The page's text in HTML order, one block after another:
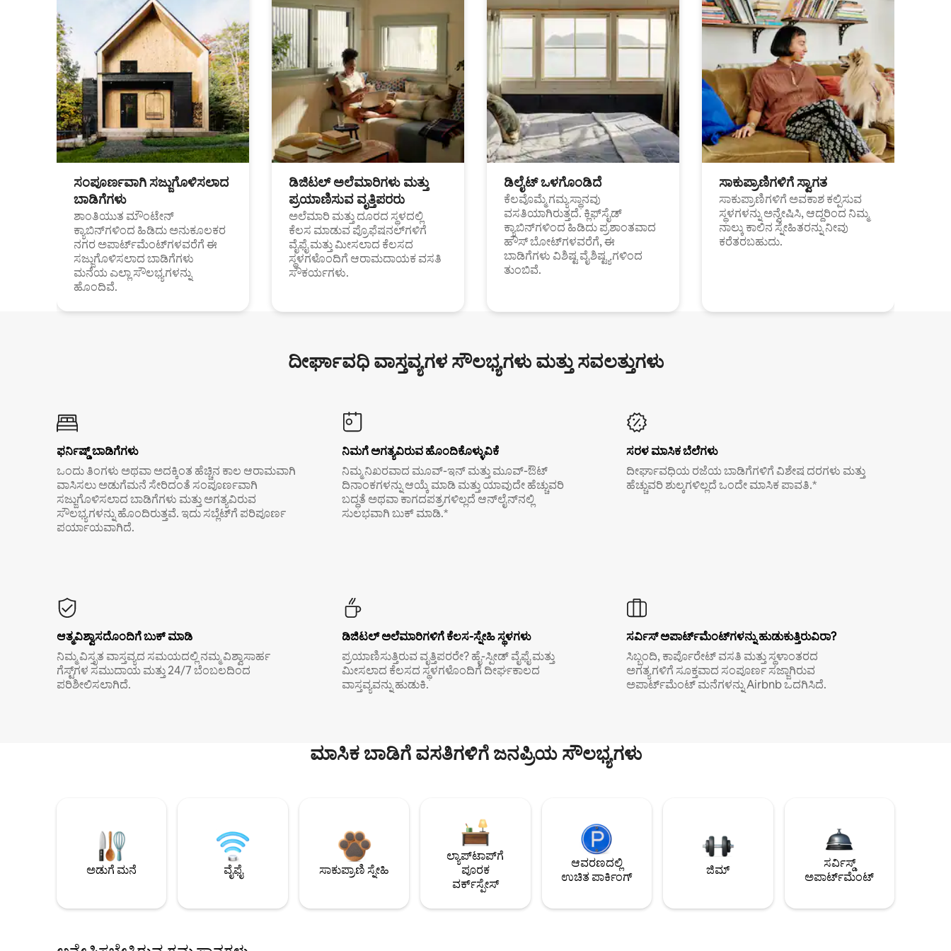
ಸಂಪೂರ್ಣವಾಗಿ ಸಜ್ಜುಗೊಳಿಸಲಾದ
ಬಾಡಿಗೆಗಳು
ಶಾಂತಿಯುತ ಮೌಂಟೇನ್
ಕ್ಯಾಬಿನ್‌ಗಳಿಂದ ಹಿಡಿದು ಅನುಕೂಲಕರ
ನಗರ ಅಪಾರ್ಟ್‌ಮೆಂಟ್‌ಗಳವರೆಗೆ ಈ
ಸಜ್ಜುಗೊಳಿಸಲಾದ ಬಾಡಿಗೆಗಳು
ಮನೆಯ ಎಲ್ಲಾ ಸೌಲಭ್ಯಗಳನ್ನು
ಹೊಂದಿವೆ.
ಡಿಜಿಟಲ್ ಅಲೆಮಾರಿಗಳು ಮತ್ತು
ಪ್ರಯಾಣಿಸುವ ವೃತ್ತಿಪರರು
ಅಲೆಮಾರಿ ಮತ್ತು ದೂರದ ಸ್ಥಳದಲ್ಲಿ
ಕೆಲಸ ಮಾಡುವ ಪ್ರೊಫೆಷನಲ್‌ಗಳಿಗೆ
ವೈಫೈ ಮತ್ತು ಮೀಸಲಾದ ಕೆಲಸದ
ಸ್ಥಳಗಳೊಂದಿಗೆ ಆರಾಮದಾಯಕ ವಸತಿ
ಸೌಕರ್ಯಗಳು.
ಡಿಲೈಟ್ ಒಳಗೊಂಡಿದೆ
ಕೆಲವೊಮ್ಮೆ ಗಮ್ಯಸ್ಥಾನವು
ವಸತಿಯಾಗಿರುತ್ತದೆ. ಕ್ಲಿಫ್‌ಸೈಡ್
ಕ್ಯಾಬಿನ್‌ಗಳಿಂದ ಹಿಡಿದು ಪ್ರಶಾಂತವಾದ
ಹೌಸ್ ಬೋಟ್‌ಗಳವರೆಗೆ, ಈ
ಬಾಡಿಗೆಗಳು ವಿಶಿಷ್ಟ ವೈಶಿಷ್ಟ್ಯಗಳಿಂದ
ತುಂಬಿವೆ.
ಸಾಕುಪ್ರಾಣಿಗಳಿಗೆ ಸ್ವಾಗತ
ಸಾಕುಪ್ರಾಣಿಗಳಿಗೆ ಅವಕಾಶ ಕಲ್ಪಿಸುವ
ಸ್ಥಳಗಳನ್ನು ಅನ್ವೇಷಿಸಿ, ಆದ್ದರಿಂದ ನಿಮ್ಮ
ನಾಲ್ಕು ಕಾಲಿನ ಸ್ನೇಹಿತರನ್ನು ನೀವು
ಕರೆತರಬಹುದು.
ದೀರ್ಘಾವಧಿ ವಾಸ್ತವ್ಯಗಳ ಸೌಲಭ್ಯಗಳು ಮತ್ತು ಸವಲತ್ತುಗಳು
ಫರ್ನಿಷ್ಡ್ ಬಾಡಿಗೆಗಳು
ಒಂದು ತಿಂಗಳು ಅಥವಾ ಅದಕ್ಕಿಂತ ಹೆಚ್ಚಿನ ಕಾಲ ಆರಾಮವಾಗಿ
ವಾಸಿಸಲು ಅಡುಗೆಮನೆ ಸೇರಿದಂತೆ ಸಂಪೂರ್ಣವಾಗಿ
ಸಜ್ಜುಗೊಳಿಸಲಾದ ಬಾಡಿಗೆಗಳು ಮತ್ತು ಅಗತ್ಯವಿರುವ
ಸೌಲಭ್ಯಗಳನ್ನು ಹೊಂದಿರುತ್ತವೆ. ಇದು ಸಬ್ಲೆಟ್‌ಗೆ ಪರಿಪೂರ್ಣ
ಪರ್ಯಾಯವಾಗಿದೆ.
ನಿಮಗೆ ಅಗತ್ಯವಿರುವ ಹೊಂದಿಕೊಳ್ಳುವಿಕೆ
ನಿಮ್ಮ ನಿಖರವಾದ ಮೂವ್-ಇನ್ ಮತ್ತು ಮೂವ್-ಔಟ್
ದಿನಾಂಕಗಳನ್ನು ಆಯ್ಕೆ ಮಾಡಿ ಮತ್ತು ಯಾವುದೇ ಹೆಚ್ಚುವರಿ
ಬದ್ಧತೆ ಅಥವಾ ಕಾಗದಪತ್ರಗಳಿಲ್ಲದೆ ಆನ್‌ಲೈನ್‌ನಲ್ಲಿ
ಸುಲಭವಾಗಿ ಬುಕ್ ಮಾಡಿ.*
ಸರಳ ಮಾಸಿಕ ಬೆಲೆಗಳು
ದೀರ್ಘಾವಧಿಯ ರಜೆಯ ಬಾಡಿಗೆಗಳಿಗೆ ವಿಶೇಷ ದರಗಳು ಮತ್ತು
ಹೆಚ್ಚುವರಿ ಶುಲ್ಕಗಳಿಲ್ಲದೆ ಒಂದೇ ಮಾಸಿಕ ಪಾವತಿ.*
ಆತ್ಮವಿಶ್ವಾಸದೊಂದಿಗೆ ಬುಕ್ ಮಾಡಿ
ನಿಮ್ಮ ವಿಸ್ತೃತ ವಾಸ್ತವ್ಯದ ಸಮಯದಲ್ಲಿ ನಮ್ಮ ವಿಶ್ವಾಸಾರ್ಹ
ಗೆಸ್ಟ್‌ಗಳ ಸಮುದಾಯ ಮತ್ತು 24/7 ಬೆಂಬಲದಿಂದ
ಪರಿಶೀಲಿಸಲಾಗಿದೆ.
ಡಿಜಿಟಲ್ ಅಲೆಮಾರಿಗಳಿಗೆ ಕೆಲಸ-ಸ್ನೇಹಿ ಸ್ಥಳಗಳು
ಪ್ರಯಾಣಿಸುತ್ತಿರುವ ವೃತ್ತಿಪರರೇ? ಹೈ-ಸ್ಪೀಡ್ ವೈಫೈ ಮತ್ತು
ಮೀಸಲಾದ ಕೆಲಸದ ಸ್ಥಳಗಳೊಂದಿಗೆ ದೀರ್ಘಕಾಲದ
ವಾಸ್ತವ್ಯವನ್ನು ಹುಡುಕಿ.
ಸರ್ವಿಸ್ ಅಪಾರ್ಟ್‌ಮೆಂಟ್‌ಗಳನ್ನು ಹುಡುಕುತ್ತಿರುವಿರಾ?
ಸಿಬ್ಬಂದಿ, ಕಾರ್ಪೊರೇಟ್ ವಸತಿ ಮತ್ತು ಸ್ಥಳಾಂತರದ
ಅಗತ್ಯಗಳಿಗೆ ಸೂಕ್ತವಾದ ಸಂಪೂರ್ಣ ಸಜ್ಜಾಗಿರುವ
ಅಪಾರ್ಟ್‌ಮೆಂಟ್ ಮನೆಗಳನ್ನು Airbnb ಒದಗಿಸಿದೆ.
ಮಾಸಿಕ ಬಾಡಿಗೆ ವಸತಿಗಳಿಗೆ ಜನಪ್ರಿಯ ಸೌಲಭ್ಯಗಳು
ಅಡುಗೆ ಮನೆ ವೈಫೈ ಸಾಕುಪ್ರಾಣಿ ಸ್ನೇಹಿ
ಲ್ಯಾಪ್‌ಟಾಪ್‌ಗೆ
ಪೂರಕ
ವರ್ಕ್‌ಸ್ಪೇಸ್
ಆವರಣದಲ್ಲಿ
ಉಚಿತ ಪಾರ್ಕಿಂಗ್
ಜಿಮ್
ಸರ್ವಿಸ್ಡ್
ಅಪಾರ್ಟ್‌ಮೆಂಟ್